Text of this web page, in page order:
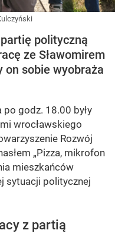
polityczną
ze Sławomirem
on sobie wyobraża
godz. 18.00 były
wrocławskiego
Rozwój
„Pizza, mikrofon
mieszkańców
sytuacji politycznej
z partią